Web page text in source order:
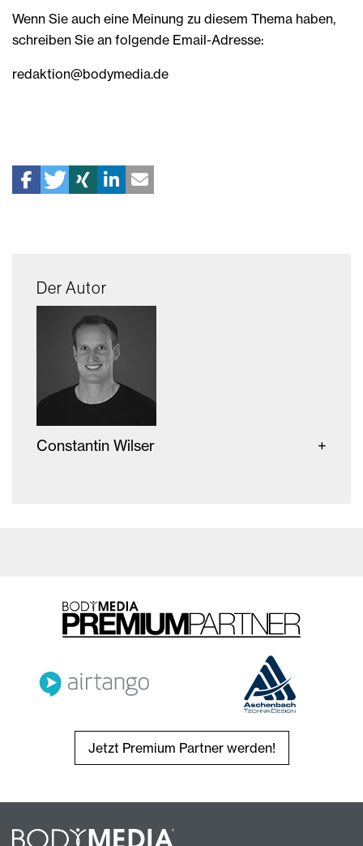
Wenn Sie auch eine Meinung zu diesem Thema haben,
schreiben Sie an folgende Email-Adresse:
redaktion@bodymedia.de
Der Autor
Constantin Wilser
Jetzt Premium Partner werden!